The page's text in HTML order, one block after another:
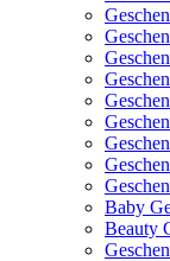
Baby
Beauty